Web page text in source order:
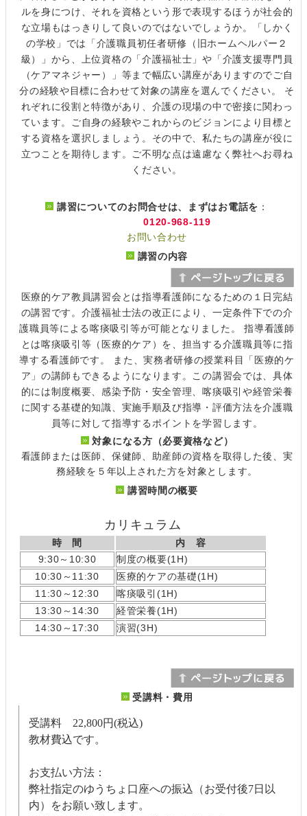
ルを身につけ、それを資格という形で表現するほうが社会的
な立場もはっきりして良いのではないでしょうか。「しかく
の学校」では「介護職員初任者研修（旧ホームヘルパー２
級）」から、上位資格の「介護福祉士」や「介護支援専門員
（ケアマネジャー）」等まで幅広い講座がありますのでご自
分の経験や目標に合わせて対象の講座を選んでください。 そ
れぞれに役割と特徴があり、介護の現場の中で密接に関わっ
ています。ご自身の経験やこれからのビジョンにより目標と
する資格を選択しましょう。その中で、私たちの講座が役に
立つことを期待します。ご不明な点は遠慮なく弊社へお尋ね
ください。
講習についてのお問合せは、まずはお電話を ：
0120-968-119
お問い合わせ
講習の内容
医療的ケア教員講習会とは指導看護師になるための１日完結
の講習です。介護福祉士法の改正により、一定条件下での介
護職員等による喀痰吸引等が可能となりました。 指導看護師
とは喀痰吸引等（医療的ケア）を、担当する介護職員等に指
導する看護師です。 また、実務者研修の授業科目「医療的ケ
ア」の講師もできるようになります。この講習会では、具体
的には制度概要、感染予防・安全管理、喀痰吸引や経管栄養
に関する基礎的知識、実施手順及び指導・評価方法を介護職
員等に対して指導するポイントを学習します。
対象になる方（必要資格など）
看護師または医師、保健師、助産師の資格を取得した後、実
務経験を５年以上された方を対象とします。
講習時間の概要
カリキュラム
時 間
内 容
9:30～10:30
制度の概要(1H)
10:30～11:30
医療的ケアの基礎(1H)
11:30～12:30
喀痰吸引(1H)
13:30～14:30
経管栄養(1H)
14:30～17:30
演習(3H)
受講料・費用
受講料 22,800円(税込)
教材費込です。
お支払い方法：
弊社指定のゆうちょ口座への振込（お受付後7日以
内）をお願い致します。